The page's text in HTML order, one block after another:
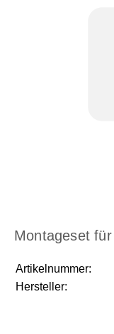
Montageset
Artikelnummer:
Hersteller: